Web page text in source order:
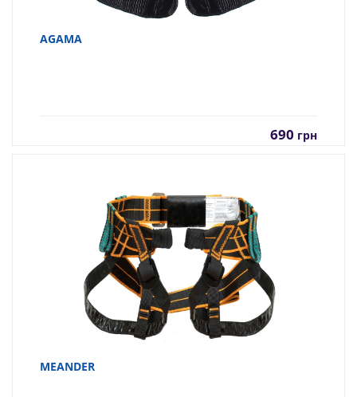
AGAMA
690 грн
MEANDER